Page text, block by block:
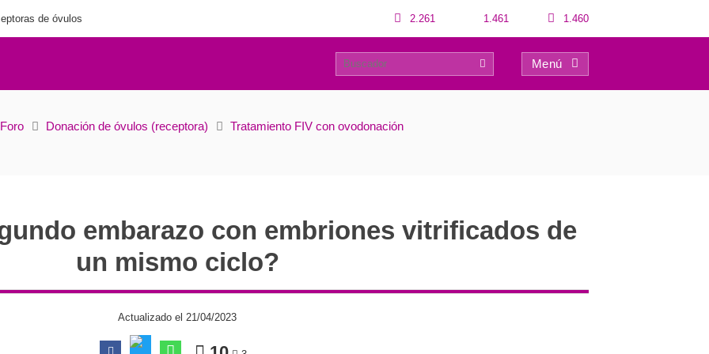
de óvulos 2.261 1.461 1.460
Menú
embriones vitrificados de un mismo ciclo?
7 0
Foro Donación de óvulos (receptora) Tratamiento FIV con ovodonación
embarazo con embriones vitrificados de
un mismo ciclo?
Actualizado el 21/04/2023